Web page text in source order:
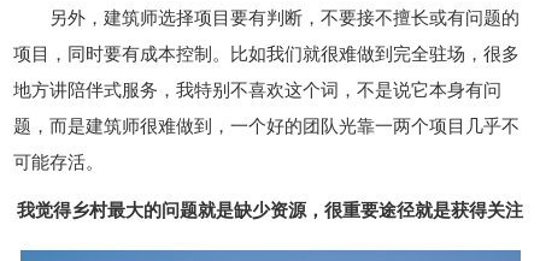
另外，建筑师选择项目要有判断，不要接不擅长或有问题的
项目，同时要有成本控制。比如我们就很难做到完全驻场，很多
地方讲陪伴式服务，我特别不喜欢这个词，不是说它本身有问
题，而是建筑师很难做到，一个好的团队光靠一两个项目几乎不
可能存活。
我觉得乡村最大的问题就是缺少资源，很重要途径就是获得关注